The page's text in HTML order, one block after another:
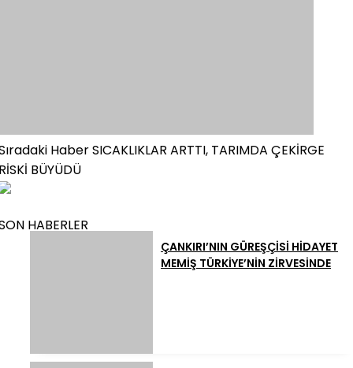
HaberSICAKLIKLAR ARTTI, TARIMDA ÇEKİRGE
BÜYÜDÜ
HABERLER
ÇANKIRI’NIN GÜREŞÇİSİ HİDAYET
MEMİŞ TÜRKİYE’NİN ZİRVESİNDE